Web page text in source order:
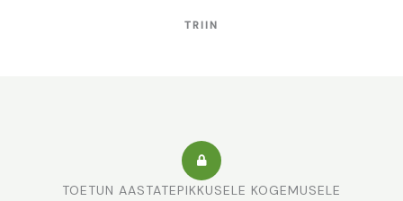
TRIIN
TOETUN AASTATEPIKKUSELE KOGEMUSELE